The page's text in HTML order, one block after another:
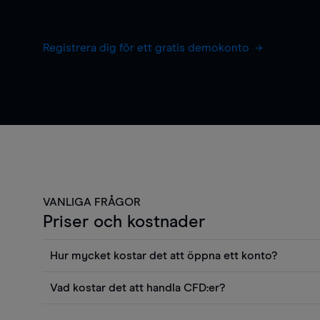
Registrera dig för ett gratis demokonto
VANLIGA FRÅGOR
Priser och kostnader
Hur mycket kostar det att öppna ett konto?
Vad kostar det att handla CFD:er?